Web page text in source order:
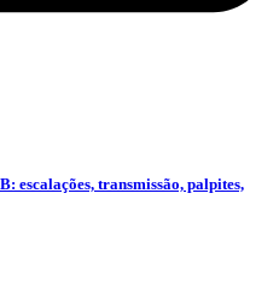
escalações, transmissão, palpites,